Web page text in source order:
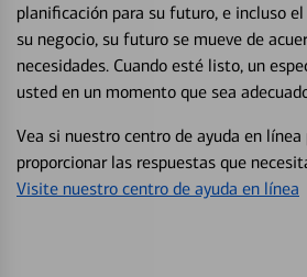
planificación para su futuro, e incluso
su negocio, su futuro se mueve de
necesidades. Cuando esté listo, un
usted en un momento que sea
Vea si nuestro centro de ayuda en línea
proporcionar las respuestas que
Visite nuestro centro de ayuda en línea